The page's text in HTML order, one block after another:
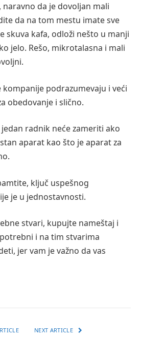
da je dovoljan mali
da na tom mestu imate sve
skuva kafa, odloži nešto u manji
jelo. Rešo, mikrotalasna i mali
kompanije podrazumevaju i veći
obedovanje i slično.
radnik neće zameriti ako
aparat kao što je aparat za
ključ uspešnog
je u jednostavnosti.
stvari, kupujte nameštaj i
i na tim stvarima
jer vam je važno da vas
NEXT ARTICLE